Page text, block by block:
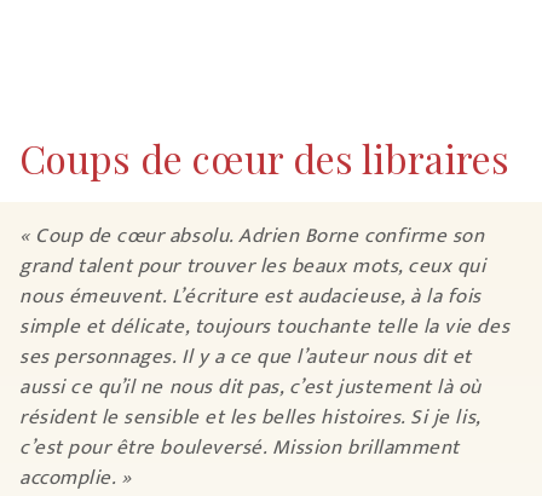
Coups de cœur des libraires
« Coup de cœur absolu. Adrien Borne confirme son
grand talent pour trouver les beaux mots, ceux qui
nous émeuvent. L’écriture est audacieuse, à la fois
simple et délicate, toujours touchante telle la vie des
ses personnages. Il y a ce que l’auteur nous dit et
aussi ce qu’il ne nous dit pas, c’est justement là où
résident le sensible et les belles histoires. Si je lis,
c’est pour être bouleversé. Mission brillamment
accomplie. »